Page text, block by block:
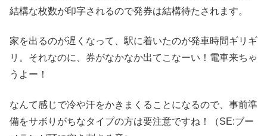
結構な枚数が印字されるので発券は結構待たされます。
家を出るのが遅くなって、駅に着いたのが発車時間ギリギ
リ。それなのに、券がなかなか出てこなーい！電車来ちゃ
うよー！
なんて感じで冷や汗をかきまくることになるので、事前準
備をサボりがちなタイプの方は要注意ですね！（SE:ブー